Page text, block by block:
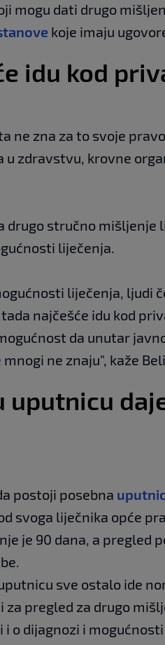
mogu dati drugo
koje imaju
idu kod
ne zna za to svoje
u zdravstvu, krovne
drugo stručno mišljenje
liječenja.
liječenja, ljudi
najčešće idu kod
da unutar
ne znaju", kaže
uputnicu
postoji posebna
svoga liječnika opće
je 90 dana, a pregled
sve ostalo ide
pregled za drugo
i o dijagnozi i